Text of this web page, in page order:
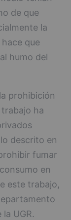
de que
la
que
humo del
prohibición
ha
descrito en
fumar
en
este trabajo,
UGR.